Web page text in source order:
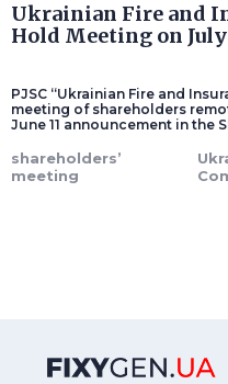
Ukrainian Fire and
Hold Meeting on July
PJSC “Ukrainian Fire and
meeting of shareholders
June 11 announcement in the
shareholders’
meeting